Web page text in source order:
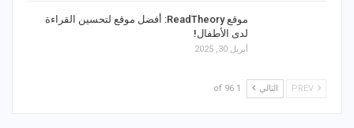
موقع ReadTheory: أفضل موقع لتحسين القراءة
لدى الأطفال!
أبريل 30, 2025
التالي 1 of 96